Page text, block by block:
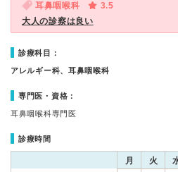
耳鼻咽喉科
3.5
大人の診察は良い
診療科目：
アレルギー科、耳鼻咽喉科
専門医・資格：
耳鼻咽喉科専門医
診療時間
月 火